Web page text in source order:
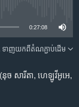
0:27:08
ទាញ​យក​ពី​តំណភ្ជាប់​ដើម
នុច សារីតា, ហេឡូវីអូអេ,